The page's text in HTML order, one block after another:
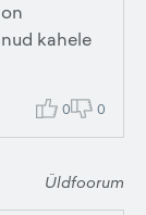
kahele
0 0
Üldfoorum